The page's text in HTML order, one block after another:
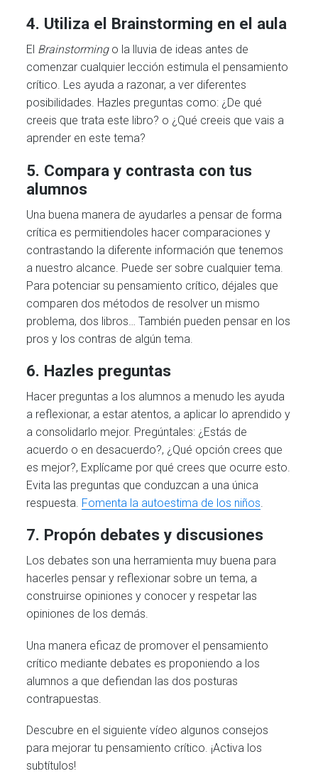
4. Utiliza el Brainstorming en el aula
El Brainstorming o la lluvia de ideas antes de
comenzar cualquier lección estimula el pensamiento
crítico. Les ayuda a razonar, a ver diferentes
posibilidades. Hazles preguntas como: ¿De qué
creeis que trata este libro? o ¿Qué creeis que vais a
aprender en este tema?
5. Compara y contrasta con tus
alumnos
Una buena manera de ayudarles a pensar de forma
crítica es permitiendoles hacer comparaciones y
contrastando la diferente información que tenemos
a nuestro alcance. Puede ser sobre cualquier tema.
Para potenciar su pensamiento crítico, déjales que
comparen dos métodos de resolver un mismo
problema, dos libros… También pueden pensar en los
pros y los contras de algún tema.
6. Hazles preguntas
Hacer preguntas a los alumnos a menudo les ayuda
a reflexionar, a estar atentos, a aplicar lo aprendido y
a consolidarlo mejor. Pregúntales: ¿Estás de
acuerdo o en desacuerdo?, ¿Qué opción crees que
es mejor?, Explícame por qué crees que ocurre esto.
Evita las preguntas que conduzcan a una única
respuesta. Fomenta la autoestima de los niños.
7. Propón debates y discusiones
Los debates son una herramienta muy buena para
hacerles pensar y reflexionar sobre un tema, a
construirse opiniones y conocer y respetar las
opiniones de los demás.
Una manera eficaz de promover el pensamiento
crítico mediante debates es proponiendo a los
alumnos a que defiendan las dos posturas
contrapuestas.
Descubre en el siguiente vídeo algunos consejos
para mejorar tu pensamiento crítico. ¡Activa los
subtítulos!